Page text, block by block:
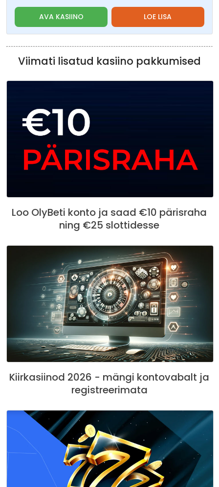
AVA KASIINO LOE LISA
Viimati lisatud kasiino pakkumised
Loo OlyBeti konto ja saad €10 pärisraha
ning €25 slottidesse
Kiirkasiinod 2026 - mängi kontovabalt ja
registreerimata